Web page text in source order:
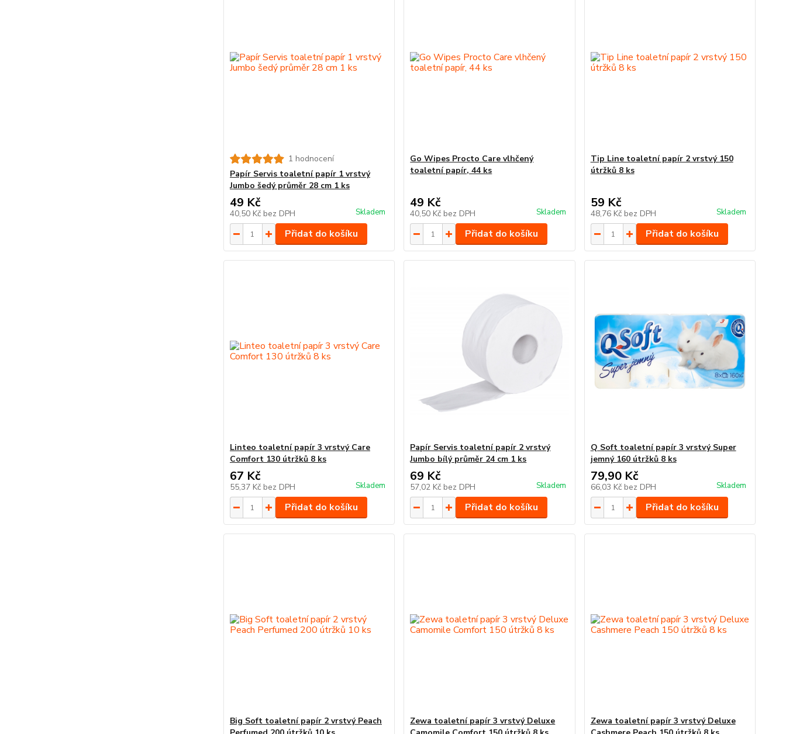
1 hodnocení
Papír Servis toaletní papír 1 vrstvý
Jumbo šedý průměr 28 cm 1 ks
49 Kč
40,50 Kč bez DPH Skladem
Přidat do košíku
Go Wipes Procto Care vlhčený
toaletní papír, 44 ks
49 Kč
40,50 Kč bez DPH Skladem
Přidat do košíku
Tip Line toaletní papír 2 vrstvý 150
útržků 8 ks
59 Kč
48,76 Kč bez DPH Skladem
Přidat do košíku
Linteo toaletní papír 3 vrstvý Care
Comfort 130 útržků 8 ks
67 Kč
55,37 Kč bez DPH Skladem
Přidat do košíku
Papír Servis toaletní papír 2 vrstvý
Jumbo bílý průměr 24 cm 1 ks
69 Kč
57,02 Kč bez DPH Skladem
Přidat do košíku
Q Soft toaletní papír 3 vrstvý Super
jemný 160 útržků 8 ks
79,90 Kč
66,03 Kč bez DPH Skladem
Přidat do košíku
Big Soft toaletní papír 2 vrstvý Peach
Zewa toaletní papír 3 vrstvý Deluxe
Zewa toaletní papír 3 vrstvý Deluxe